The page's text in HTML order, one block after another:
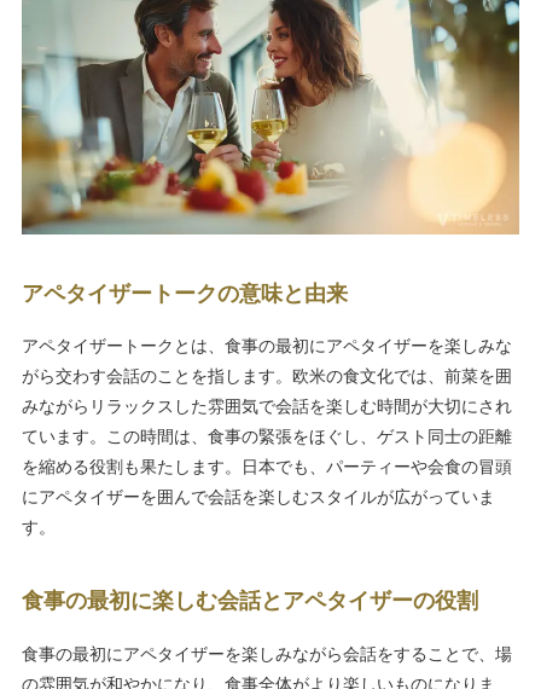
アペタイザートークの意味と由来
アペタイザートークとは、食事の最初にアペタイザーを楽しみな
がら交わす会話のことを指します。欧米の食文化では、前菜を囲
みながらリラックスした雰囲気で会話を楽しむ時間が大切にされ
ています。この時間は、食事の緊張をほぐし、ゲスト同士の距離
を縮める役割も果たします。日本でも、パーティーや会食の冒頭
にアペタイザーを囲んで会話を楽しむスタイルが広がっていま
す。
食事の最初に楽しむ会話とアペタイザーの役割
食事の最初にアペタイザーを楽しみながら会話をすることで、場
の雰囲気が和やかになり、食事全体がより楽しいものになりま